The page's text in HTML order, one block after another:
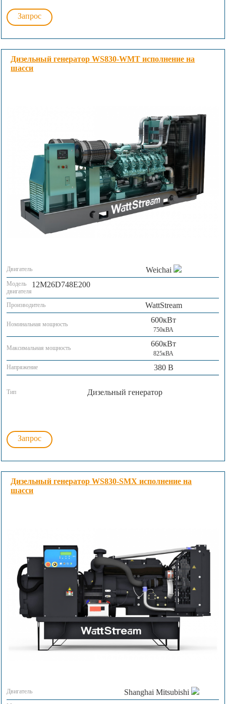
Запрос
Дизельный генератор WS830-WMT исполнение на
шасси
Двигатель Weichai
Модель
двигателя
12M26D748E200
Производитель WattStream
Номинальная мощность 600кВт
750кВА
Максимальная мощность 660кВт
825кВА
Напряжение
380 В
Тип Дизельный генератор
Запрос
Дизельный генератор WS830-SMX исполнение на
шасси
Двигатель Shanghai Mitsubishi